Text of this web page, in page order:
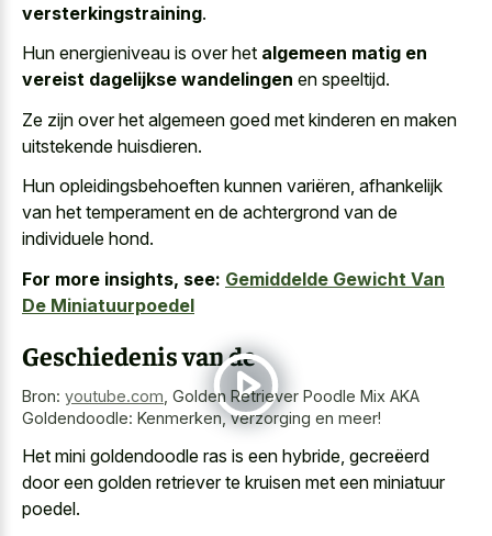
versterkingstraining.
Hun energieniveau is over het algemeen matig en
vereist dagelijkse wandelingen en speeltijd.
Ze zijn over het algemeen goed met kinderen en maken
uitstekende huisdieren.
Hun opleidingsbehoeften kunnen variëren, afhankelijk
van het temperament en de achtergrond van de
individuele hond.
For more insights, see: Gemiddelde Gewicht Van
De Miniatuurpoedel
Geschiedenis van de
Bron: youtube.com Golden Retriever Poodle Mix AKA
Goldendoodle: Kenmerken, verzorging en meer!
Het mini goldendoodle ras is een hybride, gecreëerd
door een golden retriever te kruisen met een miniatuur
poedel.